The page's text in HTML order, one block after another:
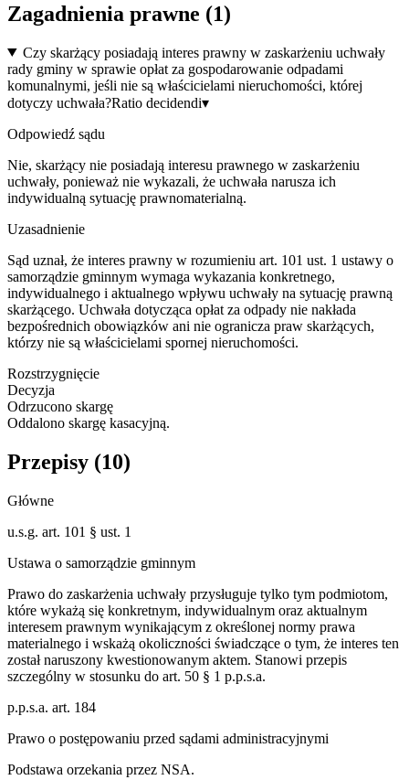
Zagadnienia prawne (1)
Czy skarżący posiadają interes prawny w zaskarżeniu uchwały
rady gminy w sprawie opłat za gospodarowanie odpadami
komunalnymi, jeśli nie są właścicielami nieruchomości, której
dotyczy uchwała?Ratio decidendi▾
Odpowiedź sądu
Nie, skarżący nie posiadają interesu prawnego w zaskarżeniu
uchwały, ponieważ nie wykazali, że uchwała narusza ich
indywidualną sytuację prawnomaterialną.
Uzasadnienie
Sąd uznał, że interes prawny w rozumieniu art. 101 ust. 1 ustawy o
samorządzie gminnym wymaga wykazania konkretnego,
indywidualnego i aktualnego wpływu uchwały na sytuację prawną
skarżącego. Uchwała dotycząca opłat za odpady nie nakłada
bezpośrednich obowiązków ani nie ogranicza praw skarżących,
którzy nie są właścicielami spornej nieruchomości.
Rozstrzygnięcie
Decyzja
Odrzucono skargę
Oddalono skargę kasacyjną.
Przepisy (10)
Główne
u.s.g. art. 101 § ust. 1
Ustawa o samorządzie gminnym
Prawo do zaskarżenia uchwały przysługuje tylko tym podmiotom,
które wykażą się konkretnym, indywidualnym oraz aktualnym
interesem prawnym wynikającym z określonej normy prawa
materialnego i wskażą okoliczności świadczące o tym, że interes ten
został naruszony kwestionowanym aktem. Stanowi przepis
szczególny w stosunku do art. 50 § 1 p.p.s.a.
p.p.s.a. art. 184
Prawo o postępowaniu przed sądami administracyjnymi
Podstawa orzekania przez NSA.